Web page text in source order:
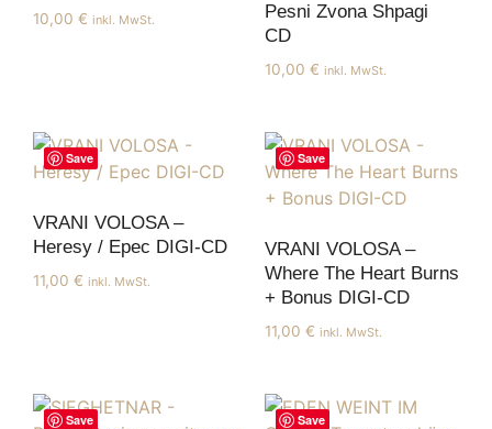
10,00 € inkl. MwSt.
Pesni Zvona Shpagi
CD
10,00 € inkl. MwSt.
Save
VRANI VOLOSA –
Heresy / Epec DIGI-CD
11,00 € inkl. MwSt.
Save
VRANI VOLOSA –
Where The Heart Burns
+ Bonus DIGI-CD
11,00 € inkl. MwSt.
Save Save